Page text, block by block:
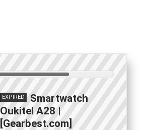
EXPIRED
Smartwatch
Oukitel A28 |
[Gearbest.com]